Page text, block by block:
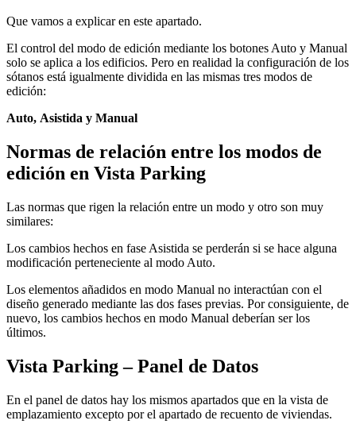
Que vamos a explicar en este apartado.
El control del modo de edición mediante los botones Auto y Manual
solo se aplica a los edificios. Pero en realidad la configuración de los
sótanos está igualmente dividida en las mismas tres modos de
edición:
Auto, Asistida y Manual
Normas de relación entre los modos de
edición en Vista Parking
Las normas que rigen la relación entre un modo y otro son muy
similares:
Los cambios hechos en fase Asistida se perderán si se hace alguna
modificación perteneciente al modo Auto.
Los elementos añadidos en modo Manual no interactúan con el
diseño generado mediante las dos fases previas. Por consiguiente, de
nuevo, los cambios hechos en modo Manual deberían ser los
últimos.
Vista Parking – Panel de Datos
En el panel de datos hay los mismos apartados que en la vista de
emplazamiento excepto por el apartado de recuento de viviendas.